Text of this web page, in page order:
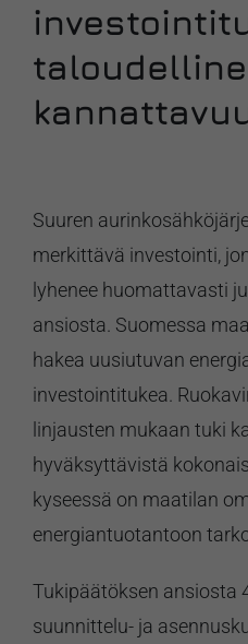
Suuren
merkittävä investointi,
lyhenee huomattavasti
ansiosta. Suomessa
hakea uusiutuvan
investointitukea.
linjausten mukaan tuki
hyväksyttävistä
kyseessä on maatilan
energiantuotantoon
Tukipäätöksen ansiosta
suunnittelu- ja